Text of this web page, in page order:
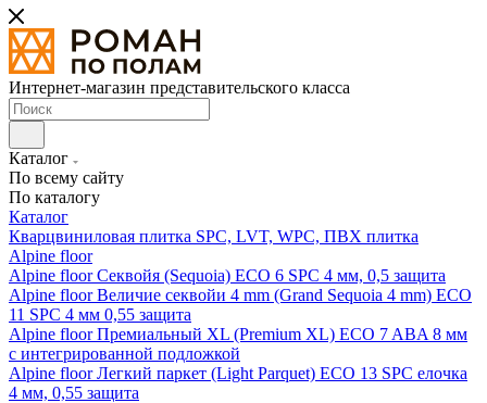
Интернет-магазин представительского класса
Каталог
По всему сайту
По каталогу
Каталог
Кварцвиниловая плитка SPC, LVT, WPC, ПВХ плитка
Alpine floor
Alpine floor Секвойя (Sequoia) ECO 6 SPC 4 мм, 0,5 защита
Alpine floor Величие секвойи 4 mm (Grand Sequoia 4 mm) ECO
11 SPC 4 мм 0,55 защита
Alpine floor Премиальный XL (Premium XL) ECO 7 ABA 8 мм
с интегрированной подложкой
Alpine floor Легкий паркет (Light Parquet) ECO 13 SPC елочка
4 мм, 0,55 защита